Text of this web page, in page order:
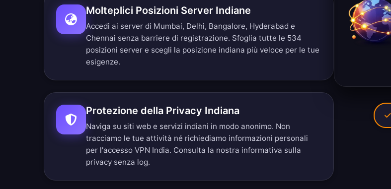
Molteplici Posizioni Server Indiane
Accedi ai server di Mumbai, Delhi, Bangalore, Hyderabad e
Chennai senza barriere di registrazione. Sfoglia tutte le 534
posizioni server e scegli la posizione indiana più veloce per le tue
esigenze.
Protezione della Privacy Indiana
Naviga su siti web e servizi indiani in modo anonimo. Non
tracciamo le tue attività né richiediamo informazioni personali
per l'accesso VPN India. Consulta la nostra informativa sulla
privacy senza log.